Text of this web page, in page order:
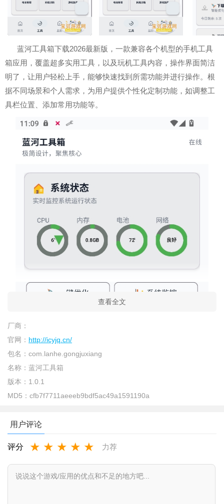
蓝河工具箱下载2026最新版，一款兼容各个机型的手机工具
箱应用，覆盖超多实用工具，以及玩机工具内容，操作界面简洁
明了，让用户轻松上手，能够快速找到所需功能并进行操作。根
据不同场景和个人需求，为用户提供个性化定制功能，如调整工
具栏位置、添加常用功能等。
蓝河工具箱使用教程？
查看全文
厂商：
官网： http://icyjq.cn/
包名： com.lanhe.gongjuxiang
名称： 蓝河工具箱
版本： 1.0.1
MD5： cfb7f7711aeeeb9bdf5ac49a1591190a
用户评论
评分 ★ ★ ★ ★ ★ 力荐